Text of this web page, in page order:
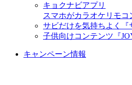
キョクナビアプリ
スマホがカラオケリモコ
サビだけを気持ちよく『
子供向けコンテンツ『
キャンペーン情報